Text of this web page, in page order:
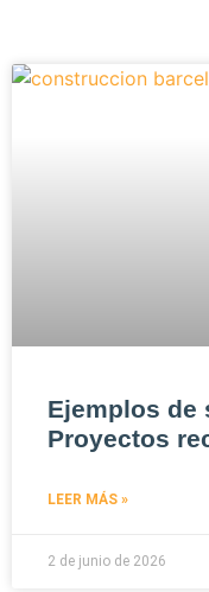
Ejemplos
Proyectos
LEER MÁS »
2 de junio de 2026